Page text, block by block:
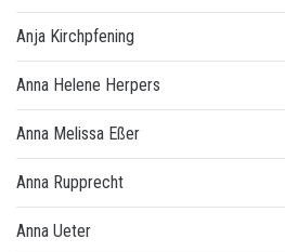
Anja Kirchpfening
Anna Helene Herpers
Anna Melissa Eßer
Anna Rupprecht
Anna Ueter